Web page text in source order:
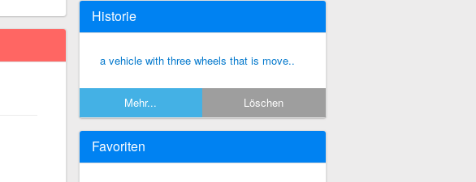
Historie
a vehicle with three wheels that is move..
Mehr... Löschen
Favoriten